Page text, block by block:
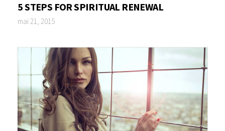
5 STEPS FOR SPIRITUAL RENEWAL
mai 21, 2015